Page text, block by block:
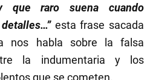
que raro suena cuando
esta frase sacada
nos habla sobre la falsa
la indumentaria y los
que se cometen.